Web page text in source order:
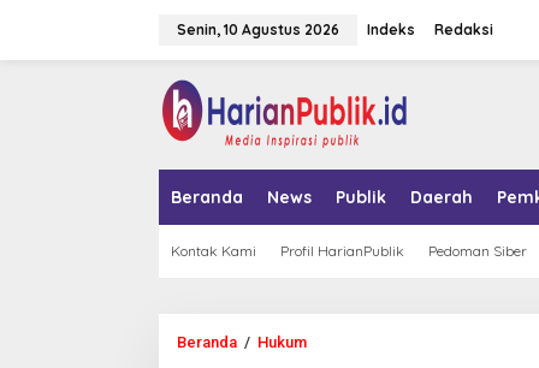
Senin, 10 Agustus 2026 Indeks Redaksi
Beranda News Publik Daerah
Kontak Kami Profil HarianPublik Pedoman Siber
Beranda / Hukum